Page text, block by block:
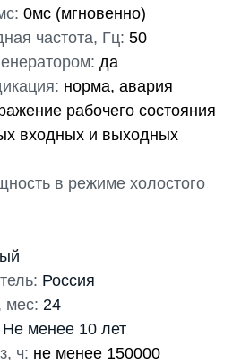
0мс (мгновенно)
частота, Гц: 50
да
норма, авария
рабочего состояния
входных и выходных
в режиме холостого
Россия
мес: 24
Не менее 10 лет
ч: не менее 150000